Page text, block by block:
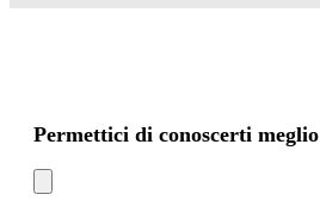
Permettici di conoscerti meglio